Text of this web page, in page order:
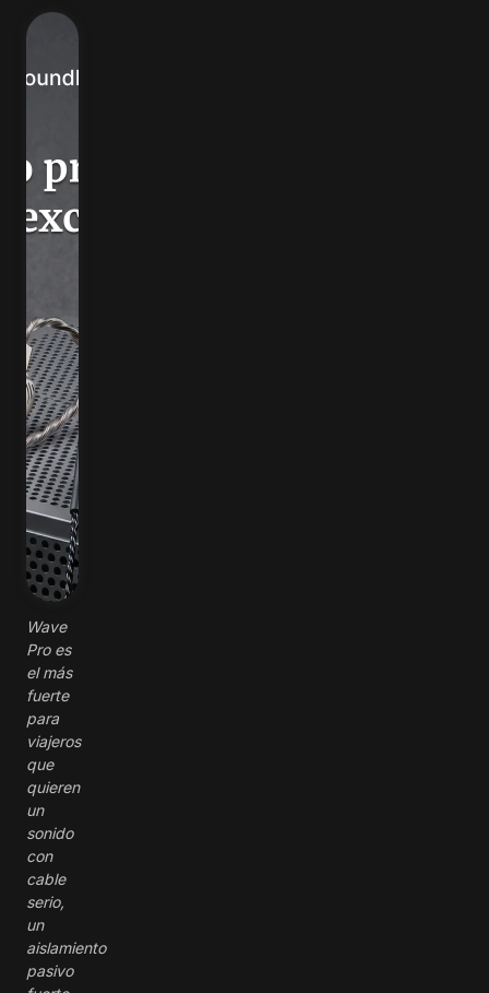
Wave
Pro es
el más
fuerte
para
viajeros
que
quieren
un
sonido
con
cable
serio,
un
aislamiento
pasivo